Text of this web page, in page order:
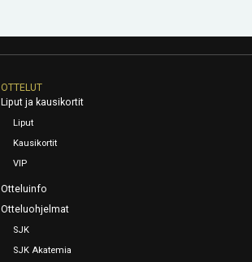
OTTELUT
Liput ja kausikortit
Liput
Kausikortit
VIP
Otteluinfo
Otteluohjelmat
SJK
SJK Akatemia